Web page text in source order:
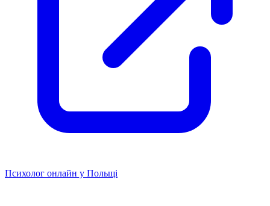
Психолог онлайн у Польщі